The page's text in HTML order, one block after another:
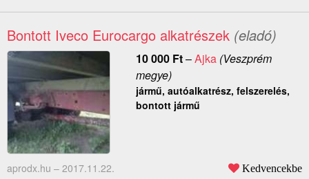
Bontott Iveco Eurocargo alkatrészek (eladó)
10 000 Ft–Ajka(Veszprém
megye)
jármű, autóalkatrész, felszerelés,
bontott jármű
aprodx.hu – 2017.11.22. Kedvencekbe